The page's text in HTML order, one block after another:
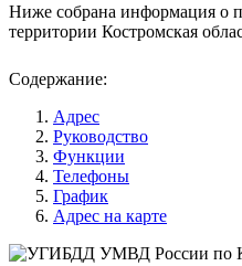
Ниже собрана информация о
территории Костромская
Содержание:
Адрес
Руководство
Функции
Телефоны
График
Адрес на карте